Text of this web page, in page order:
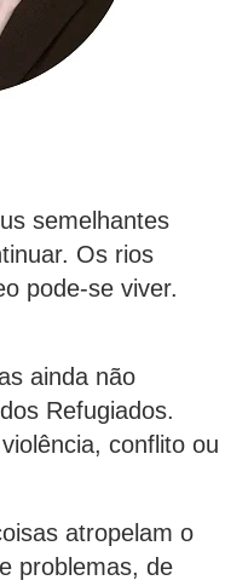
semelhantes
Os rios
pode-se viver.
ainda não
Refugiados.
conflito ou
atropelam o
problemas, de